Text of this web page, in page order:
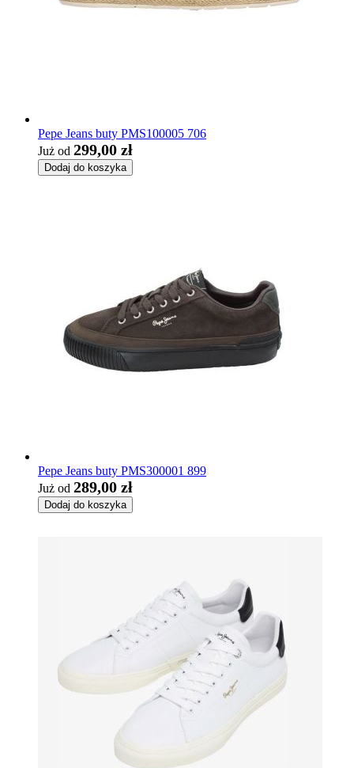
Pepe Jeans buty PMS100005 706
Już od 299,00 zł
Dodaj do koszyka
Pepe Jeans buty PMS300001 899
Już od 289,00 zł
Dodaj do koszyka